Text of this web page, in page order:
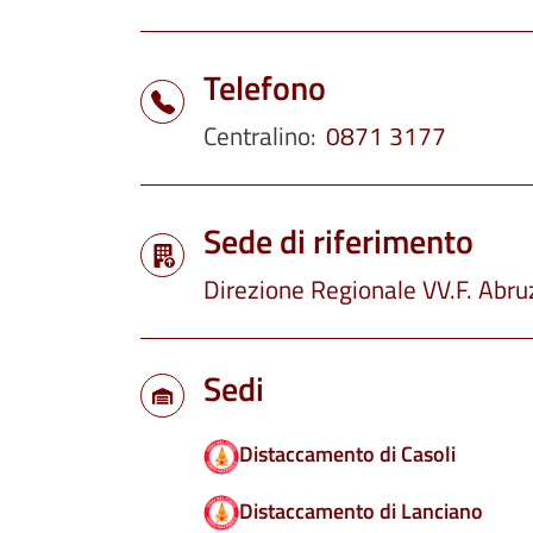
Telefono
Centralino 0871 3177
Sede di riferimento
Direzione Regionale VV.F.
Sedi
Distaccamento di Casoli
Distaccamento di Lanciano